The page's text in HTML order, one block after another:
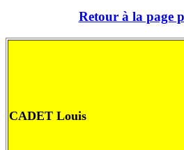
Retour à la page
CADET Louis